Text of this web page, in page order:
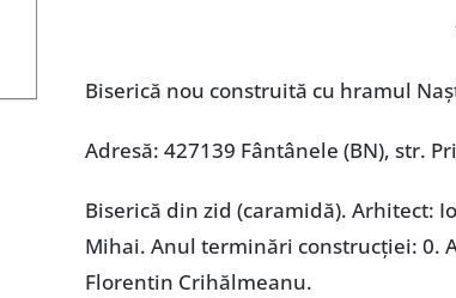
Biserică nou construită cu hramul
Adresă: 427139 Fântânele (BN), str.
Biserică din zid (caramidă). Arhitect:
Mihai. Anul terminări construcţiei: 0.
Florentin Crihălmeanu.